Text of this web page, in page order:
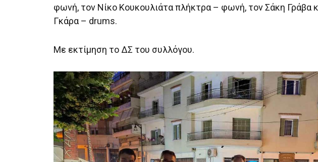
φωνή, τον Νίκο Κουκουλιάτα πλήκτρα – φωνή, τον Σάκη Γράβα
Γκάρα – drums.
Με εκτίμηση το ΔΣ του συλλόγου.